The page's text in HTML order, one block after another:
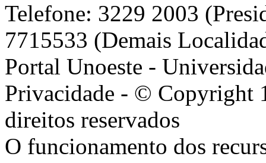
Telefone: 3229 2003
7715533 (Demais
Portal Unoeste -
Privacidade - © Copyright
direitos reservados
O funcionamento dos